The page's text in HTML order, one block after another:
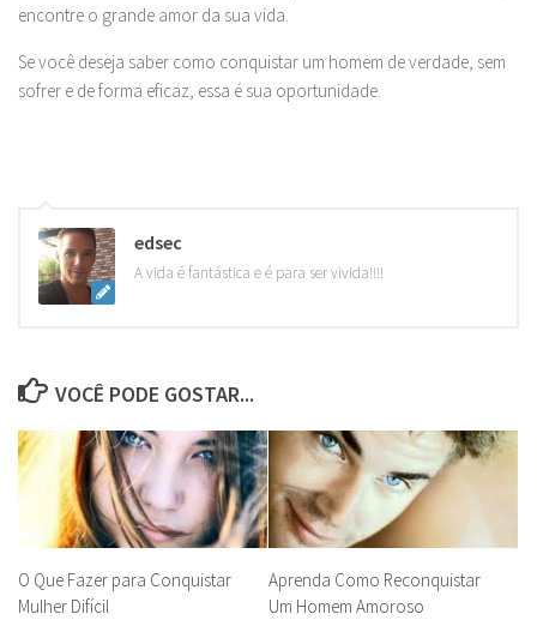
encontre o grande amor da sua vida.
Se você deseja saber como conquistar um homem de verdade, sem
sofrer e de forma eficaz, essa é sua oportunidade.
edsec
A vida é fantástica e é para ser vivida!!!!
VOCÊ PODE GOSTAR...
O Que Fazer para Conquistar
Mulher Difícil
Aprenda Como Reconquistar
Um Homem Amoroso